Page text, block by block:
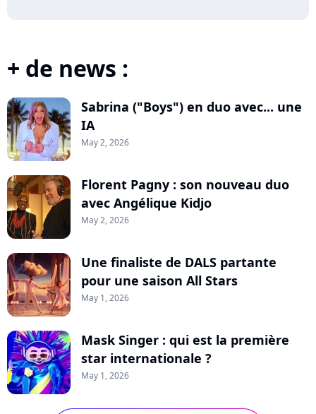
+ de news :
Sabrina ("Boys") en duo avec... une
IA
May 2, 2026
Florent Pagny : son nouveau duo
avec Angélique Kidjo
May 2, 2026
Une finaliste de DALS partante
pour une saison All Stars
May 1, 2026
Mask Singer : qui est la première
star internationale ?
May 1, 2026